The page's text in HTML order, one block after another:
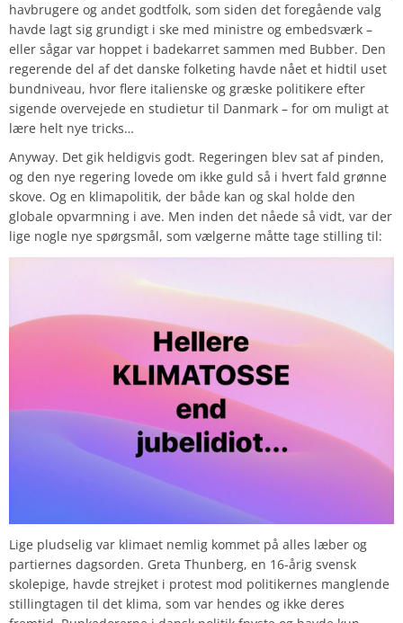
havbrugere og andet godtfolk, som siden det foregående valg
havde lagt sig grundigt i ske med ministre og embedsværk –
eller sågar var hoppet i badekarret sammen med Bubber. Den
regerende del af det danske folketing havde nået et hidtil uset
bundniveau, hvor flere italienske og græske politikere efter
sigende overvejede en studietur til Danmark – for om muligt at
lære helt nye tricks…
Anyway. Det gik heldigvis godt. Regeringen blev sat af pinden,
og den nye regering lovede om ikke guld så i hvert fald grønne
skove. Og en klimapolitik, der både kan og skal holde den
globale opvarmning i ave. Men inden det nåede så vidt, var der
lige nogle nye spørgsmål, som vælgerne måtte tage stilling til:
Lige pludselig var klimaet nemlig kommet på alles læber og
partiernes dagsorden. Greta Thunberg, en 16-årig svensk
skolepige, havde strejket i protest mod politikernes manglende
stillingtagen til det klima, som var hendes og ikke deres